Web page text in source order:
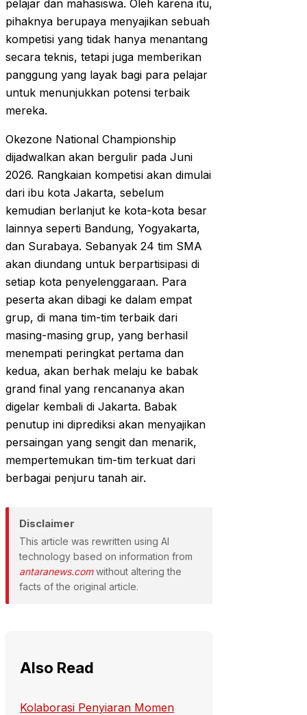
pelajar dan mahasiswa. Oleh karena itu,
pihaknya berupaya menyajikan sebuah
kompetisi yang tidak hanya menantang
secara teknis, tetapi juga memberikan
panggung yang layak bagi para pelajar
untuk menunjukkan potensi terbaik
mereka.
Okezone National Championship
dijadwalkan akan bergulir pada Juni
2026. Rangkaian kompetisi akan dimulai
dari ibu kota Jakarta, sebelum
kemudian berlanjut ke kota-kota besar
lainnya seperti Bandung, Yogyakarta,
dan Surabaya. Sebanyak 24 tim SMA
akan diundang untuk berpartisipasi di
setiap kota penyelenggaraan. Para
peserta akan dibagi ke dalam empat
grup, di mana tim-tim terbaik dari
masing-masing grup, yang berhasil
menempati peringkat pertama dan
kedua, akan berhak melaju ke babak
grand final yang rencananya akan
digelar kembali di Jakarta. Babak
penutup ini diprediksi akan menyajikan
persaingan yang sengit dan menarik,
mempertemukan tim-tim terkuat dari
berbagai penjuru tanah air.
Disclaimer
This article was rewritten using AI
technology based on information from
antaranews.comwithout altering the
facts of the original article.
Also Read
Kolaborasi Penyiaran Momen